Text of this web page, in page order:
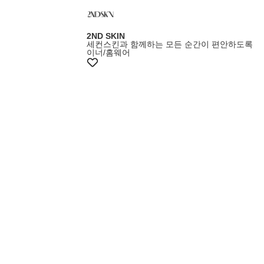
2ND SKIN
세컨스킨과 함께하는 모든 순간이 편안하도록
이너/홈웨어